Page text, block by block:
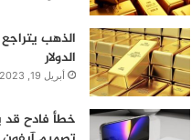
الذهب
الدولار
أبريل 19, 2023
خطأ فادح قد